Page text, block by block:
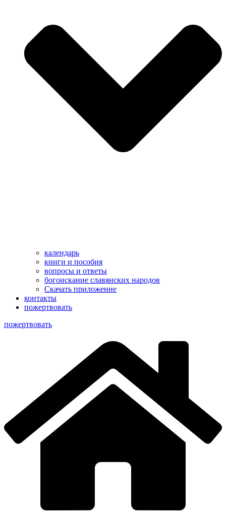
календарь
книги и пособия
вопросы и ответы
богоискание славянских народов
Скачать приложение
контакты
пожертвовать
пoжертвовать